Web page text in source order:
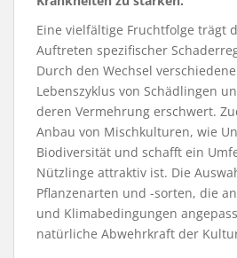
Eine vielfältige Fruchtfolge trägt
Auftreten spezifischer
Durch den Wechsel
Lebenszyklus von Schädlingen
deren Vermehrung erschwert.
Anbau von Mischkulturen, wie
Biodiversität und schafft ein
Nützlinge attraktiv ist. Die
Pflanzenarten und -sorten, die
und Klimabedingungen
natürliche Abwehrkraft der